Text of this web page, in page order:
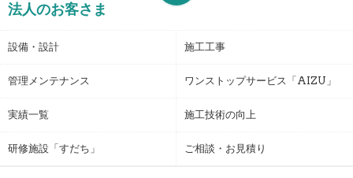
法人のお客さま
設備・設計 施工工事
管理メンテナンス ワンストップサービス「AIZU」
実績一覧 施工技術の向上
研修施設「すだち」 ご相談・お見積り